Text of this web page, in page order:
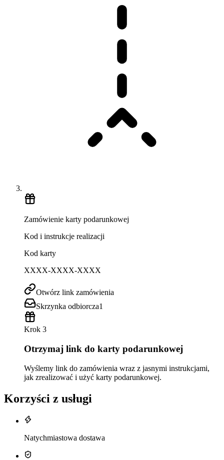
Zamówienie karty podarunkowej
Kod i instrukcje realizacji
Kod karty
XXXX-XXXX-XXXX
Otwórz link zamówienia
Skrzynka odbiorcza1
Krok 3
Otrzymaj link do karty podarunkowej
Wyślemy link do zamówienia wraz z jasnymi instrukcjami,
jak zrealizować i użyć karty podarunkowej.
Korzyści z usługi
Natychmiastowa dostawa